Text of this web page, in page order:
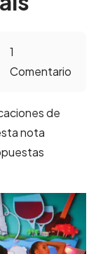
1
Comentario
de
nota